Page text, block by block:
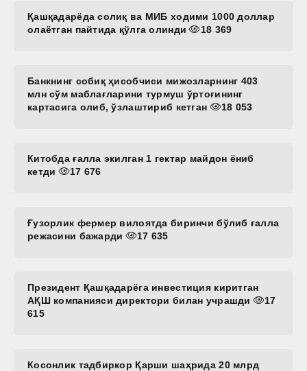
Қашқадарёда солиқ ва МИБ ходими 1000 доллар
олаётган пайтида қўлга олинди
18 369
Банкнинг собиқ ҳисобчиси мижозларнинг 403
млн сўм маблағларини турмуш ўртоғининг
картасига олиб, ўзлаштириб кетган
18 053
Китобда ғалла экилган 1 гектар майдон ёниб
кетди
17 676
Ғузорлик фермер вилоятда биринчи бўлиб ғалла
режасини бажарди
17 635
Президент Қашқадарёга инвестиция киритган
АҚШ компанияси директори билан учрашди
17
615
Косонлик тадбиркор Қарши шаҳрида 20 млрд